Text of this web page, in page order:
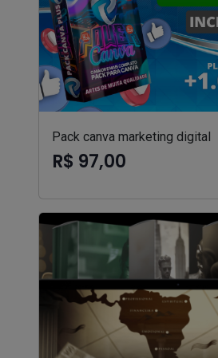
Pack canva marketing digital
R$ 97,00